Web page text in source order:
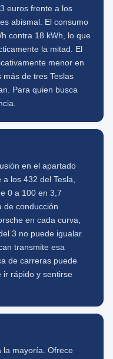
euros frente a los
abismal. El consumo
contra 18 kWh, lo que
la mitad. El
menor en
más de tres Teslas
Para quien busca
en el apartado
los 432 del Tesla,
0 a 100 en 3,7
de conducción
en cada curva,
3 no puede igualar.
transmite esa
de carreras puede
ir rápido y sentirse
la mayoría. Ofrece